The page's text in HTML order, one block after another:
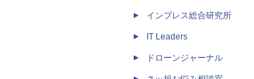
インプレス総合研究所
IT Leaders
ドローンジャーナル